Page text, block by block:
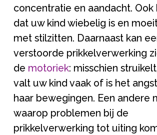
concentratie en aandacht. Ook
dat uw kind wiebelig is en
met stilzitten. Daarnaast kan
verstoorde prikkelverwerking
de motoriek: misschien
valt uw kind vaak of is het
haar bewegingen. Een andere
waarop problemen bij de
prikkelverwerking tot uiting